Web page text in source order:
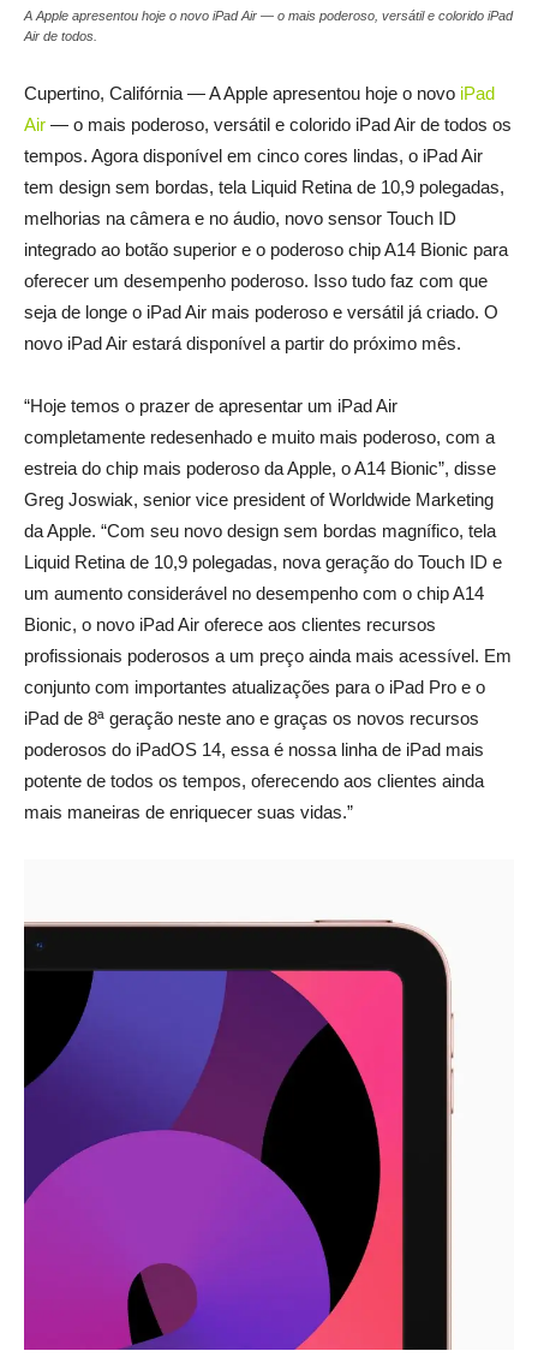
A Apple apresentou hoje o novo iPad Air — o mais poderoso, versátil e colorido iPad
Air de todos.
Cupertino, Califórnia — A Apple apresentou hoje o novo iPad
Air — o mais poderoso, versátil e colorido iPad Air de todos os
tempos. Agora disponível em cinco cores lindas, o iPad Air
tem design sem bordas, tela Liquid Retina de 10,9 polegadas,
melhorias na câmera e no áudio, novo sensor Touch ID
integrado ao botão superior e o poderoso chip A14 Bionic para
oferecer um desempenho poderoso. Isso tudo faz com que
seja de longe o iPad Air mais poderoso e versátil já criado. O
novo iPad Air estará disponível a partir do próximo mês.
“Hoje temos o prazer de apresentar um iPad Air
completamente redesenhado e muito mais poderoso, com a
estreia do chip mais poderoso da Apple, o A14 Bionic”, disse
Greg Joswiak, senior vice president of Worldwide Marketing
da Apple. “Com seu novo design sem bordas magnífico, tela
Liquid Retina de 10,9 polegadas, nova geração do Touch ID e
um aumento considerável no desempenho com o chip A14
Bionic, o novo iPad Air oferece aos clientes recursos
profissionais poderosos a um preço ainda mais acessível. Em
conjunto com importantes atualizações para o iPad Pro e o
iPad de 8ª geração neste ano e graças os novos recursos
poderosos do iPadOS 14, essa é nossa linha de iPad mais
potente de todos os tempos, oferecendo aos clientes ainda
mais maneiras de enriquecer suas vidas.”